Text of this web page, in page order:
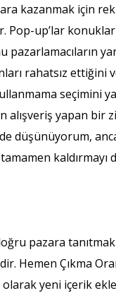
kazanmak için
up’lar
rahatsız ettiğini
seçimini
yapan bir
de düşünüyorum,
kaldırmayı
pazara
Hemen Çıkma
yeni içerik